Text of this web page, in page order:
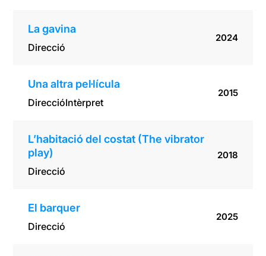
La gavina
Direcció
2024
Una altra pel·lícula
DireccióIntèrpret
2015
L’habitació del costat (The vibrator
play)
Direcció
2018
El barquer
Direcció
2025